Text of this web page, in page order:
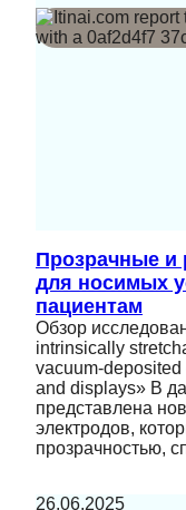
Прозрачные и
для носимых
пациентам
Обзор
intrinsically
vacuum-
and displays» В
представлена
электродов,
прозрачностью,
26.06.2025